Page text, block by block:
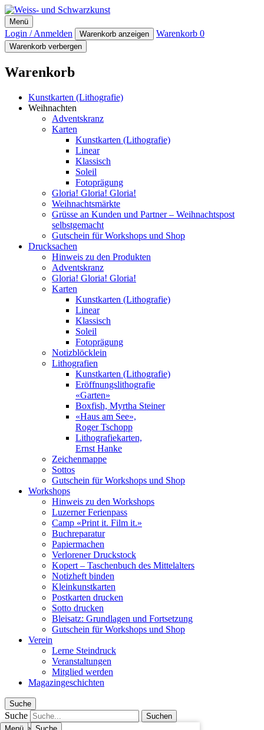
Weiss- und Schwarzkunst
Menü
Login / Anmelden Warenkorb anzeigen Warenkorb 0
Warenkorb verbergen
Warenkorb
Kunstkarten (Lithografie)
Weihnachten
Adventskranz
Karten
Kunstkarten (Lithografie)
Linear
Klassisch
Soleil
Fotoprägung
Gloria! Gloria! Gloria!
Weihnachtsmärkte
Grüsse an Kunden und Partner – Weihnachtspost
selbstgemacht
Gutschein für Workshops und Shop
Drucksachen
Hinweis zu den Produkten
Adventskranz
Gloria! Gloria! Gloria!
Karten
Kunstkarten (Lithografie)
Linear
Klassisch
Soleil
Fotoprägung
Notizblöcklein
Lithografien
Kunstkarten (Lithografie)
Eröffnungslithografie
«Garten»
Boxfish, Myrtha Steiner
«Haus am See»,
Roger Tschopp
Lithografiekarten,
Ernst Hanke
Zeichenmappe
Sottos
Gutschein für Workshops und Shop
Workshops
Hinweis zu den Workshops
Luzerner Ferienpass
Camp «Print it. Film it.»
Buchreparatur
Papiermachen
Verlorener Druckstock
Kopert – Taschenbuch des Mittelalters
Notizheft binden
Kleinkunstkarten
Postkarten drucken
Sotto drucken
Bleisatz: Grundlagen und Fortsetzung
Gutschein für Workshops und Shop
Verein
Lerne Steindruck
Veranstaltungen
Mitglied werden
Magazingeschichten
Suche
Suche